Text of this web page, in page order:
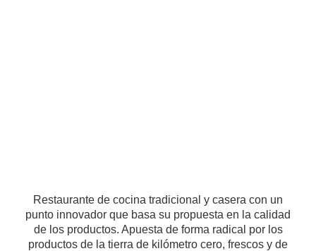
Restaurante de cocina tradicional y casera con un
punto innovador que basa su propuesta en la calidad
de los productos. Apuesta de forma radical por los
productos de la tierra de kilómetro cero, frescos y de